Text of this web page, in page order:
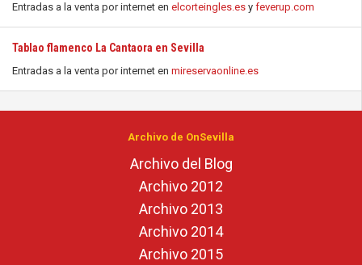
Entradas a la venta por internet en elcorteingles.es y feverup.com
Tablao flamenco La Cantaora en Sevilla
Entradas a la venta por internet en mireservaonline.es
Archivo de OnSevilla
Archivo del Blog
Archivo 2012
Archivo 2013
Archivo 2014
Archivo 2015